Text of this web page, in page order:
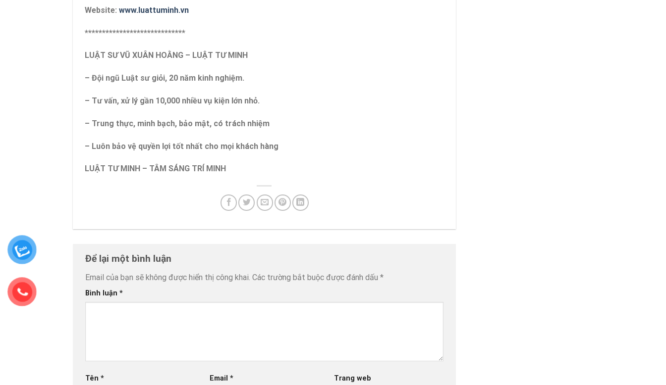
Website: www.luattuminh.vn
*****************************
LUẬT SƯ VŨ XUÂN HOẰNG – LUẬT TƯ MINH
– Đội ngũ Luật sư giỏi, 20 năm kinh nghiệm.
– Tư vấn, xử lý gần 10,000 nhiều vụ kiện lớn nhỏ.
– Trung thực, minh bạch, bảo mật, có trách nhiệm
– Luôn bảo vệ quyền lợi tốt nhất cho mọi khách hàng
LUẬT TƯ MINH – TÂM SÁNG TRÍ MINH
Để lại một bình luận
Email của bạn sẽ không được hiển thị công khai. Các trường bắt buộc được đánh dấu *
Bình luận *
Tên * Email * Trang web